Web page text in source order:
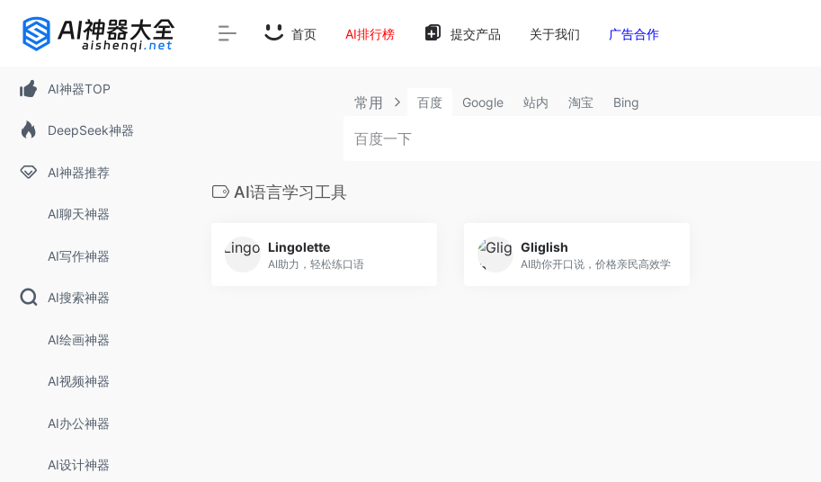
AI神器TOP
DeepSeek神器
AI神器推荐
AI聊天神器
AI写作神器
AI搜索神器
AI绘画神器
AI视频神器
AI办公神器
AI设计神器
首页 AI排行榜 提交产品 关于我们 广告合作
常用 百度 Google 站内 淘宝 Bing
AI语言学习工具
Lingolette
AI助力，轻松练口语
Gliglish
AI助你开口说，价格亲民高效学